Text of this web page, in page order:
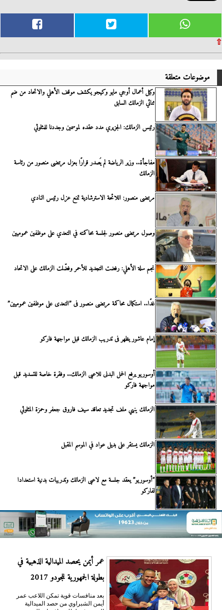
⇧
موضوعات متعلقة
وكيل أعمال أوجي مايو وكيجو يكشف موقف الأهلي والاتحاد من ضم
ثنائي الزمالك السابق
رئيس الزمالك: الجزيري مدد عقده لموسمين وجددنا للمثلوثي
مفاجأة.. وزير الرياضة لم يُصدر قرارًا بعزل مرتضى منصور من رئاسة
الزمالك
مرتضى منصور: اللائحة الاسترشادية تمنع عزل رئيس النادي
وصول مرتضى منصور لجلسة محاكمته في التعدي على موظفين عموميين
نجم سلة الأهلي: رفضت التجديد للأحمر وفضّلت الزمالك على الاتحاد
غدًا.. استكمال محاكمة مرتضى منصور فى ”التعدى على موظفين عموميين”
إمام عاشور يظهر فى تدريب الزمالك قبل مواجهة فاركو
أوسوريو يرفع الحمل البدنى للاعبى الزمالك.. وفقرة خاصة للتسديد قبل
مواجهة فاركو
الزمالك ينهي ملف تجديد تعاقد سيف فاروق جعفر وحمزة المثلوثي
الزمالك يستقر على بديل عواد في الموسم المقبل
”أوسوريو” يعقد جلسة مع لاعبى الزمالك وتدريبات بدنية استعدادا
لفاركو
عمر أيمن يحصد الميدالية الذهبية في
بطولة الجمهورية للجودو 2017
بعد منافسات قوية تمكن اللاعب عمر
أيمن الشبراوي من حصد الميدالية